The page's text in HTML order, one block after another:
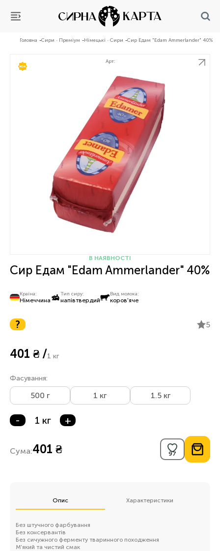
Головна Сири · Преміум Німецькі · Сири Сир Едам "Edam Ammerlander" 40%
Арт:
В НАЯВНОСТІ
Сир Едам "Edam Ammerlander" 40%
Країна:
Німеччина
Тип сиру:
напівтвердий
Вид молока:
коров'яче
? 5
401 ₴ /1 кг
Фасування:
500 г 1 кг 1.5 кг
- 1 кг +
Сума:401 ₴
Опис Характеристики
Без штучного фарбування
Без консервантів
Без сичужного ферменту тваринного походження
М'який та чистий смак